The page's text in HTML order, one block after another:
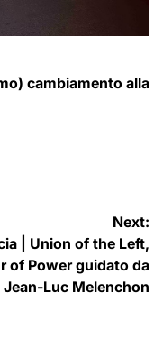
cambiamento alla
Next:
| Union of the Left,
of Power guidato da
Jean-Luc Melenchon